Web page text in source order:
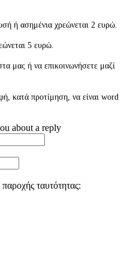
ή ασημένια χρεώνεται 2 ευρώ.
5 ευρώ.
μας ή να επικοινωνήσετε μαζί
κατά προτίμηση, να είναι word
about a reply
ταυτότητας: